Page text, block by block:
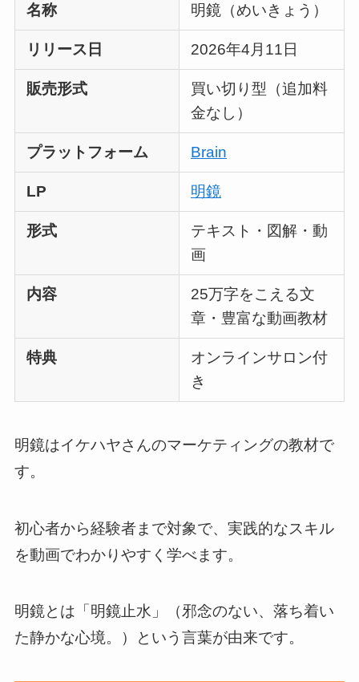
名称 明鏡（めいきょう）
リリース日 2026年4月11日
販売形式
買い切り型（追加料
金なし）
プラットフォーム Brain
LP 明鏡
形式
テキスト・図解・動
画
内容
25万字をこえる文
章・豊富な動画教材
特典
オンラインサロン付
き
明鏡はイケハヤさんのマーケティングの教材で
す。
初心者から経験者まで対象で、実践的なスキル
を動画でわかりやすく学べます。
明鏡とは「明鏡止水」（邪念のない、落ち着い
た静かな心境。）という言葉が由来です。